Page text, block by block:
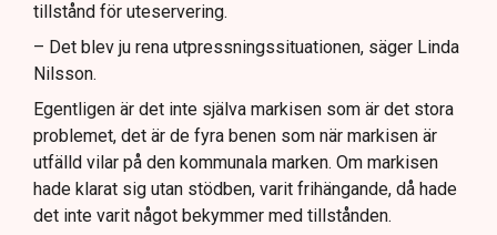
tillstånd för uteservering.
– Det blev ju rena utpressningssituationen, säger Linda
Nilsson.
Egentligen är det inte själva markisen som är det stora
problemet, det är de fyra benen som när markisen är
utfälld vilar på den kommunala marken. Om markisen
hade klarat sig utan stödben, varit frihängande, då hade
det inte varit något bekymmer med tillstånden.